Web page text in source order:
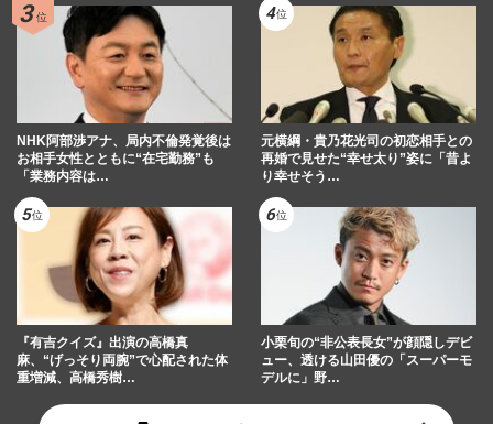
NHK阿部渉アナ、局内不倫発覚後は
お相手女性とともに“在宅勤務”も
「業務内容は…
元横綱・貴乃花光司の初恋相手との
再婚で見せた“幸せ太り”姿に「昔よ
り幸せそう…
『有吉クイズ』出演の高橋真
麻、“げっそり両腕”で心配された体
重増減、高橋秀樹…
小栗旬の“非公表長女”が顔隠しデビ
ュー、透ける山田優の「スーパーモ
デルに」野…